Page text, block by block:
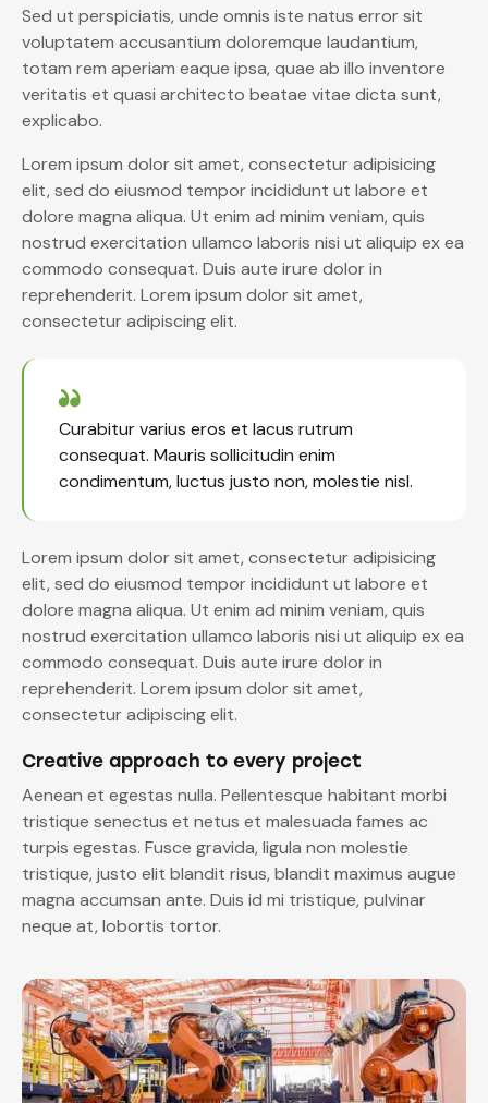
Sed ut perspiciatis, unde omnis iste natus error sit
voluptatem accusantium doloremque laudantium,
totam rem aperiam eaque ipsa, quae ab illo inventore
veritatis et quasi architecto beatae vitae dicta sunt,
explicabo.
Lorem ipsum dolor sit amet, consectetur adipisicing
elit, sed do eiusmod tempor incididunt ut labore et
dolore magna aliqua. Ut enim ad minim veniam, quis
nostrud exercitation ullamco laboris nisi ut aliquip ex ea
commodo consequat. Duis aute irure dolor in
reprehenderit. Lorem ipsum dolor sit amet,
consectetur adipiscing elit.
Curabitur varius eros et lacus rutrum
consequat. Mauris sollicitudin enim
condimentum, luctus justo non, molestie nisl.
Lorem ipsum dolor sit amet, consectetur adipisicing
elit, sed do eiusmod tempor incididunt ut labore et
dolore magna aliqua. Ut enim ad minim veniam, quis
nostrud exercitation ullamco laboris nisi ut aliquip ex ea
commodo consequat. Duis aute irure dolor in
reprehenderit. Lorem ipsum dolor sit amet,
consectetur adipiscing elit.
Creative approach to every project
Aenean et egestas nulla. Pellentesque habitant morbi
tristique senectus et netus et malesuada fames ac
turpis egestas. Fusce gravida, ligula non molestie
tristique, justo elit blandit risus, blandit maximus augue
magna accumsan ante. Duis id mi tristique, pulvinar
neque at, lobortis tortor.